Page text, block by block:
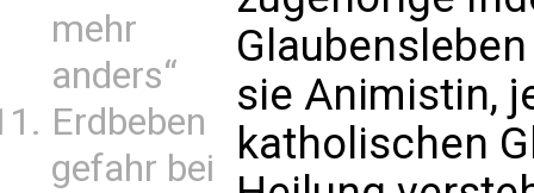
mehr
anders“
Erdbeben
gefahr bei
sie Animistin,
katholischen